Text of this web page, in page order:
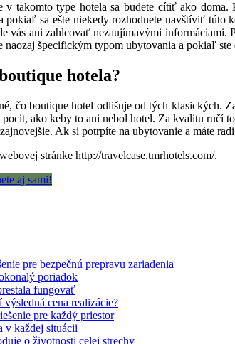
v takomto type hotela sa budete cítiť ako
sa ešte niekedy rozhodnete navštíviť túto
vás ani zahlcovať nezaujímavými
špecifickým typom ubytovania a pokiaľ
hotela?
čo boutique hotel odlišuje od tých
ako keby to ani nebol hotel. Za kvalitu
Ak si potrpíte na ubytovanie a máte
stránke http://travelcase.tmrhotels.com/.
aj sami!
pre bezpečnú prepravu zariadenia
poriadok
fungovať
cena realizácie?
pre každý priestor
v každej situácii
o životnosti celej strechy